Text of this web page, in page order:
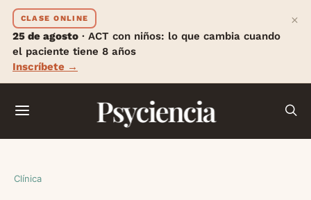
CLASE ONLINE
25 de agosto · ACT con niños: lo que cambia cuando
el paciente tiene 8 años
Inscríbete →
×
Psyciencia
Clínica